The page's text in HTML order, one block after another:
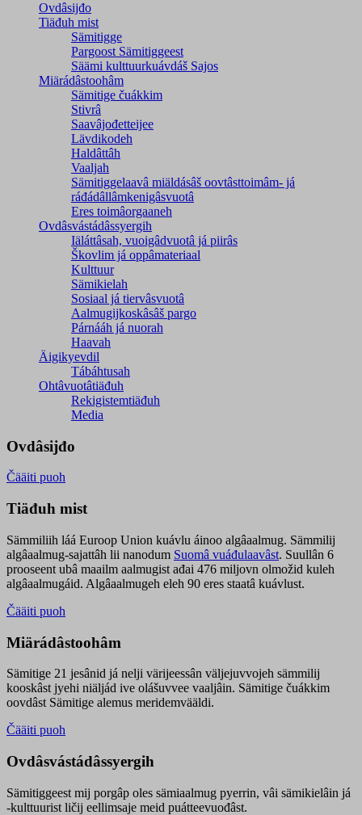
Ovdâsijđo
Tiäđuh mist
Sämitigge
Pargoost Sämitiggeest
Säämi kulttuurkuávdáš Sajos
Miärádâstoohâm
Sämitige čuákkim
Stivrâ
Saavâjođetteijee
Lävdikodeh
Haldâttâh
Vaaljah
Sämitiggelaavâ miäldásâš oovtâsttoimâm- já
ráđádâllâmkenigâsvuotâ
Eres toimâorgaaneh
Ovdâsvástádâssyergih
Iäláttâsah, vuoigâdvuotâ já piirâs
Škovlim já oppâmateriaal
Kulttuur
Sämikielah
Sosiaal já tiervâsvuotâ
Aalmugijkoskâsâš pargo
Párnááh já nuorah
Haavah
Äigikyevdil
Tábáhtusah
Ohtâvuotâtiäđuh
Rekigistemtiäđuh
Media
Ovdâsijđo
Čääiti puoh
Tiäđuh mist
Sämmiliih láá Euroop Union kuávlu áinoo algâaalmug. Sämmilij
algâaalmug-sajattâh lii nanodum Suomâ vuáđulaavâst. Suullân 6
prooseent ubâ maailm aalmugist ađai 476 miljovn olmožid kuleh
algâaalmugáid. Algâaalmugeh eleh 90 eres staatâ kuávlust.
Čääiti puoh
Miärádâstoohâm
Sämitige 21 jesânid já nelji värijeessân väljejuvvojeh sämmilij
kooskâst jyehi niäljád ive olášuvvee vaaljâin. Sämitige čuákkim
oovdâst Sämitige alemus meridemvääldi.
Čääiti puoh
Ovdâsvástádâssyergih
Sämitiggeest mij porgâp oles sämiaalmug pyerrin, vâi sämikielâin já
-kulttuurist ličij eellimsaje meid puátteevuođâst.